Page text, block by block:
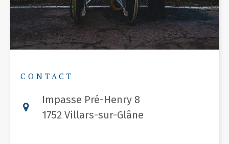
CONTACT
Impasse Pré-Henry 8
1752 Villars-sur-Glâne